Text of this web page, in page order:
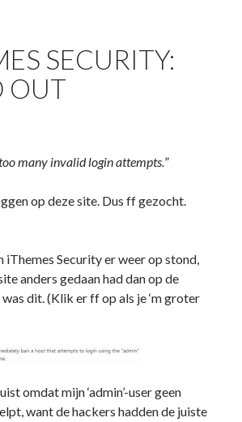
SECURITY:
OUT
many invalid login attempts.”
op deze site. Dus ff gezocht.
iThemes Security er weer op stond,
anders gedaan had dan op de
dit. (Klik er ff op als je ‘m groter
omdat mijn ‘admin’-user geen
want de hackers hadden de juiste